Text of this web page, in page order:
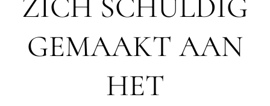
ZICH SCHULDIG
GEMAAKT AAN
HET